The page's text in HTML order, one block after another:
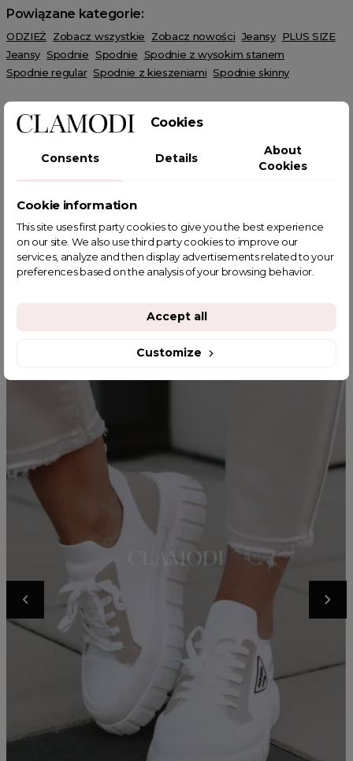
Powiązane kategorie:
ODZIEŻ Zobacz wszystkie Zobacz nowości Jeansy PLUS SIZE
Jeansy Spodnie Spodnie Spodnie z wysokim stanem
Spodnie regular Spodnie z kieszeniami Spodnie skinny
YOU MIGHT ALSO LIKE
Cookies
Consents Details
About
Cookies
Cookie information
This site uses first party cookies to give you the best experience
on our site. We also use third party cookies to improve our
services, analyze and then display advertisements related to your
preferences based on the analysis of your browsing behavior.
Customize
Accept all